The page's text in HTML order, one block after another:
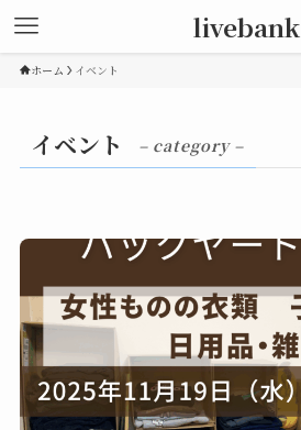
livebank
ホーム イベント
イベント – category –